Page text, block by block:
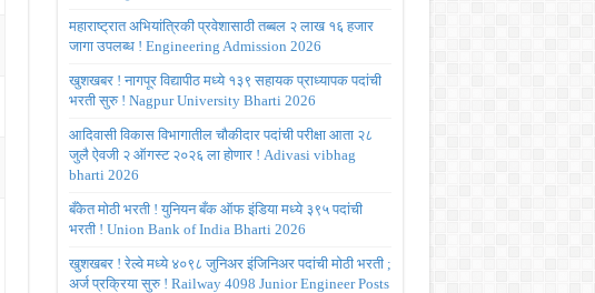
महाराष्ट्रात अभियांत्रिकी प्रवेशासाठी तब्बल २ लाख १६ हजार
जागा उपलब्ध ! Engineering Admission 2026
खुशखबर ! नागपूर विद्यापीठ मध्ये १३९ सहायक प्राध्यापक पदांची
भरती सुरु ! Nagpur University Bharti 2026
आदिवासी विकास विभागातील चौकीदार पदांची परीक्षा आता २८
जुलै ऐवजी २ ऑगस्ट २०२६ ला होणार ! Adivasi vibhag
bharti 2026
बँकेत मोठी भरती ! युनियन बँक ऑफ इंडिया मध्ये ३९५ पदांची
भरती ! Union Bank of India Bharti 2026
खुशखबर ! रेल्वे मध्ये ४०९८ जुनिअर इंजिनिअर पदांची मोठी भरती ;
अर्ज प्रक्रिया सुरु ! Railway 4098 Junior Engineer Posts